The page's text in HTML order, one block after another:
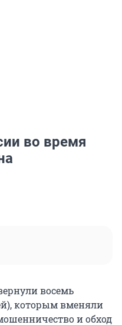
во время
восемь
которым вменяли
и обход